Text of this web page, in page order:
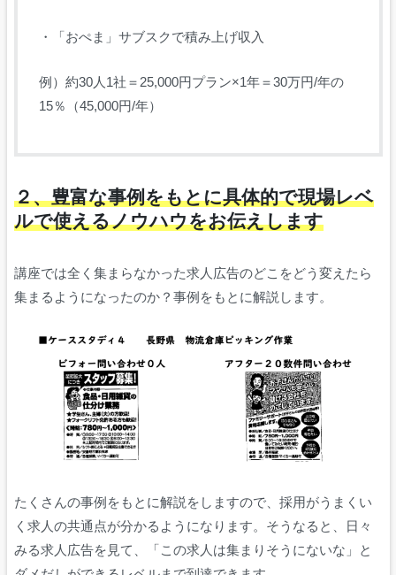
・「おぺま」サブスクで積み上げ収入
例）約30人1社＝25,000円プラン×1年＝30万円/年の
15％（45,000円/年）
２、豊富な事例をもとに具体的で現場レベ
ルで使えるノウハウをお伝えします
講座では全く集まらなかった求人広告のどこをどう変えたら
集まるようになったのか？事例をもとに解説します。
たくさんの事例をもとに解説をしますので、採用がうまくい
く求人の共通点が分かるようになります。そうなると、日々
みる求人広告を見て、「この求人は集まりそうにないな」と